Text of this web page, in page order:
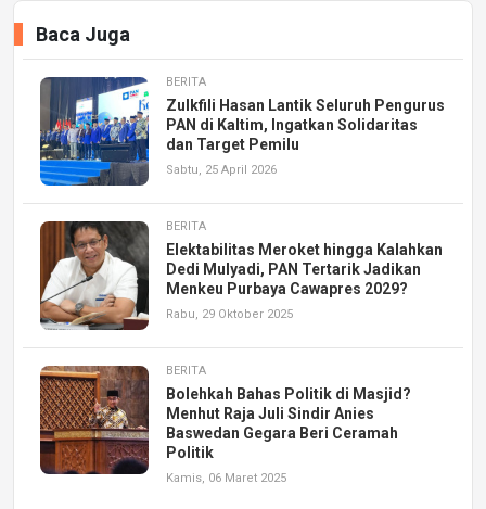
Baca Juga
BERITA
Zulkfili Hasan Lantik Seluruh Pengurus
PAN di Kaltim, Ingatkan Solidaritas
dan Target Pemilu
Sabtu, 25 April 2026
BERITA
Elektabilitas Meroket hingga Kalahkan
Dedi Mulyadi, PAN Tertarik Jadikan
Menkeu Purbaya Cawapres 2029?
Rabu, 29 Oktober 2025
BERITA
Bolehkah Bahas Politik di Masjid?
Menhut Raja Juli Sindir Anies
Baswedan Gegara Beri Ceramah
Politik
Kamis, 06 Maret 2025